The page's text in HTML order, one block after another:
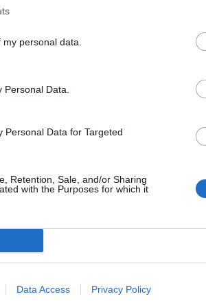
personal data.
Data.
Personal Data for Targeted
Retention, Sale, and/or Sharing
with the Purposes for which it
Data Access Privacy Policy